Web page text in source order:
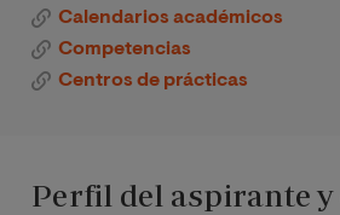
Total de créditos
adicciones
Políticas y
Calendarios académicos
Competencias
Centros de prácticas
Perfil del aspirante y